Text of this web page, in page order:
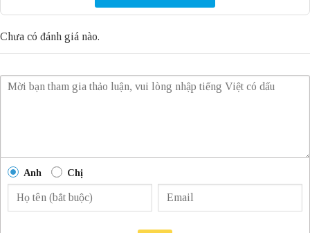
Chưa có đánh giá nào.
Anh Chị